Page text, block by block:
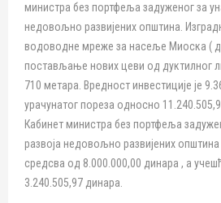
министра без портфеља задуженог за
недовољно развијених општина.
водоводне мреже за насеље Миоска (
постављање нових цеви од дуктилног
710 метара. Вредност инвестиције је
урачунатог пореза односно
Кабинет министра без портфеља
развоја недовољно развијених
средсва од 8.000.000,00 динара , а
3.240.505,97 динара.